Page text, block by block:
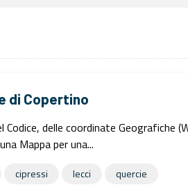
di Copertino
delle coordinate Geografiche
Mappa per una...
cipressi lecci quercie